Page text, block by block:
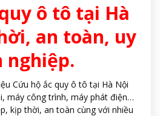
ô tô tại Hà
an toàn, uy
nghiệp.
Cứu hộ ắc quy ô tô tại Hà Nội
máy công trình, máy phát điện…
kịp thời, an toàn cùng với nhiều